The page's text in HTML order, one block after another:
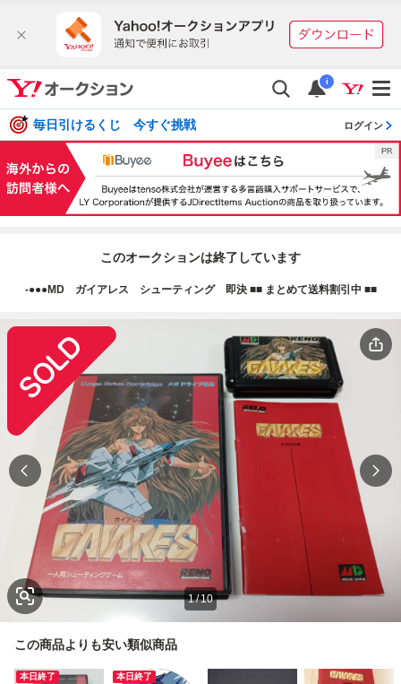
i
毎日引けるくじ 今すぐ挑戦 ログイン
このオークションは終了しています
-●●●MD ガイアレス シューティング 即決 ■■ まとめて送料割引中 ■■
1/10
この商品よりも安い類似商品
本日終了 本日終了